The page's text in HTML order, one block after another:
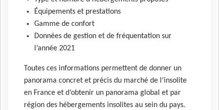
Équipements et prestations
Gamme de confort
Données de gestion et de fréquentation sur
l’année 2021
Toutes ces informations permettent de donner un
panorama concret et précis du marché de l’insolite
en France et d’obtenir un panorama global et par
région des hébergements insolites au sein du pays.